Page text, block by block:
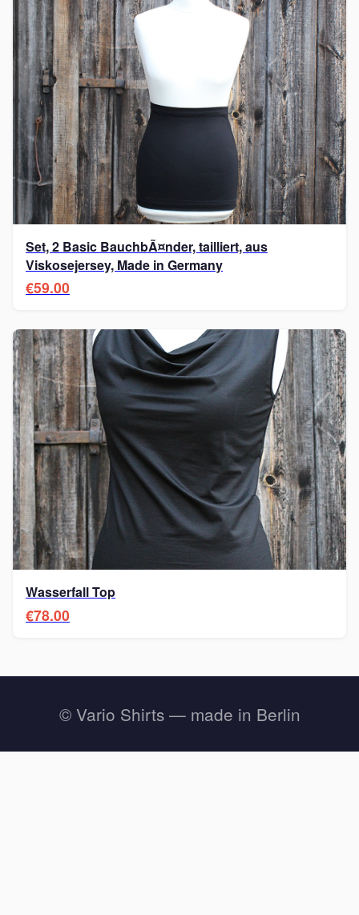
Set, 2 Basic BauchbÃ¤nder, tailliert, aus
Viskosejersey, Made in Germany
€59.00
Wasserfall Top
€78.00
© Vario Shirts — made in Berlin